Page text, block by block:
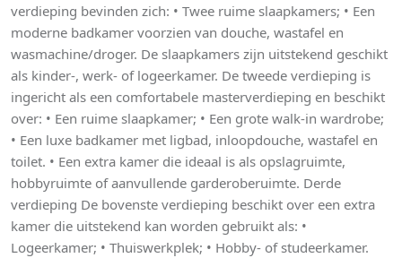
verdieping bevinden zich: • Twee ruime slaapkamers; • Een
moderne badkamer voorzien van douche, wastafel en
wasmachine/droger. De slaapkamers zijn uitstekend geschikt
als kinder-, werk- of logeerkamer. De tweede verdieping is
ingericht als een comfortabele masterverdieping en beschikt
over: • Een ruime slaapkamer; • Een grote walk-in wardrobe;
• Een luxe badkamer met ligbad, inloopdouche, wastafel en
toilet. • Een extra kamer die ideaal is als opslagruimte,
hobbyruimte of aanvullende garderoberuimte. Derde
verdieping De bovenste verdieping beschikt over een extra
kamer die uitstekend kan worden gebruikt als: •
Logeerkamer; • Thuiswerkplek; • Hobby- of studeerkamer.